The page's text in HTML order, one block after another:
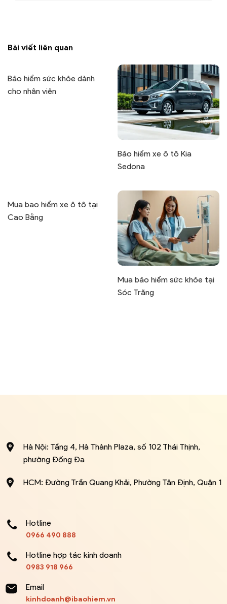
Bài viết liên quan
Bảo hiểm sức khỏe dành
cho nhân viên
Bảo hiểm xe ô tô Kia
Sedona
Mua bao hiểm xe ô tô tại
Cao Bằng
Mua bảo hiểm sức khỏe tại
Sóc Trăng
Hà Nội: Tầng 4, Hà Thành Plaza, số 102 Thái Thịnh,
phường Đống Đa
HCM: Đường Trần Quang Khải, Phường Tân Định, Quận 1
Hotline
0966 490 888
Hotline hợp tác kinh doanh
0983 918 966
Email
kinhdoanh@ibaohiem.vn